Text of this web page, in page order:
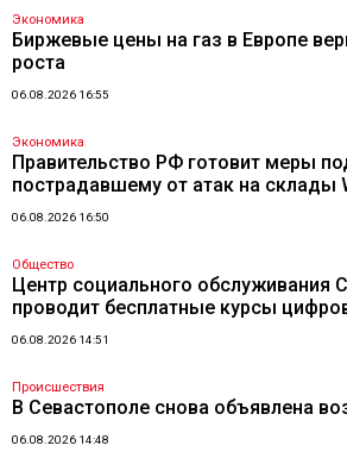
Экономика
Биржевые цены на газ в Европе
роста
06.08.2026 16:55
Экономика
Правительство РФ готовит меры
пострадавшему от атак на склады
06.08.2026 16:50
Общество
Центр социального обслуживания
проводит бесплатные курсы
06.08.2026 14:51
Происшествия
В Севастополе снова объявлена
06.08.2026 14:48